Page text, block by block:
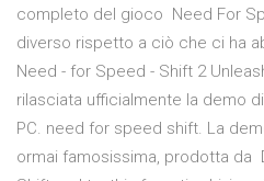
completo del gioco Need For
diverso rispetto a ciò che ci ha
Need - for Speed - Shift 2
rilasciata ufficialmente la demo
PC. need for speed shift. La
ormai famosissima, prodotta da